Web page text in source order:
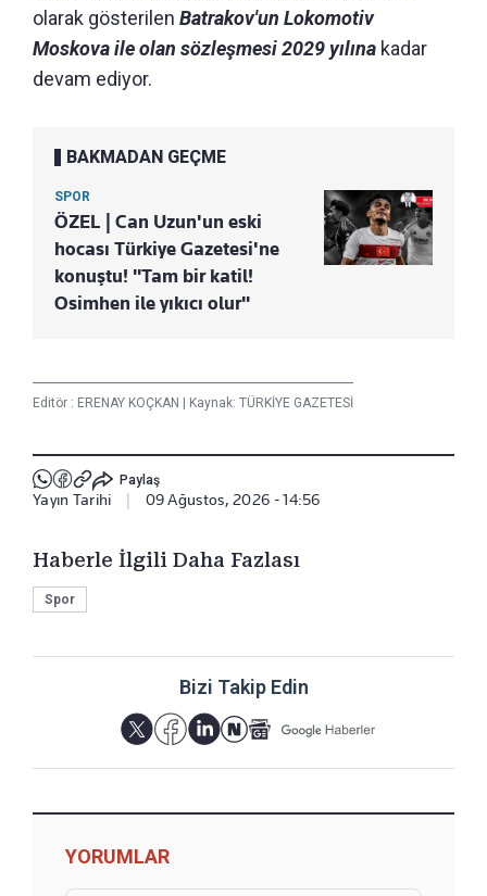
olarak gösterilen Batrakov'un Lokomotiv
Moskova ile olan sözleşmesi 2029 yılına kadar
devam ediyor.
BAKMADAN GEÇME
SPOR
ÖZEL | Can Uzun'un eski
hocası Türkiye Gazetesi'ne
konuştu! "Tam bir katil!
Osimhen ile yıkıcı olur"
Editör : ERENAY KOÇKAN | Kaynak: TÜRKİYE GAZETESİ
Paylaş
Yayın Tarihi 09 Ağustos, 2026 - 14:56
Haberle İlgili Daha Fazlası
Spor
Bizi Takip Edin
YORUMLAR